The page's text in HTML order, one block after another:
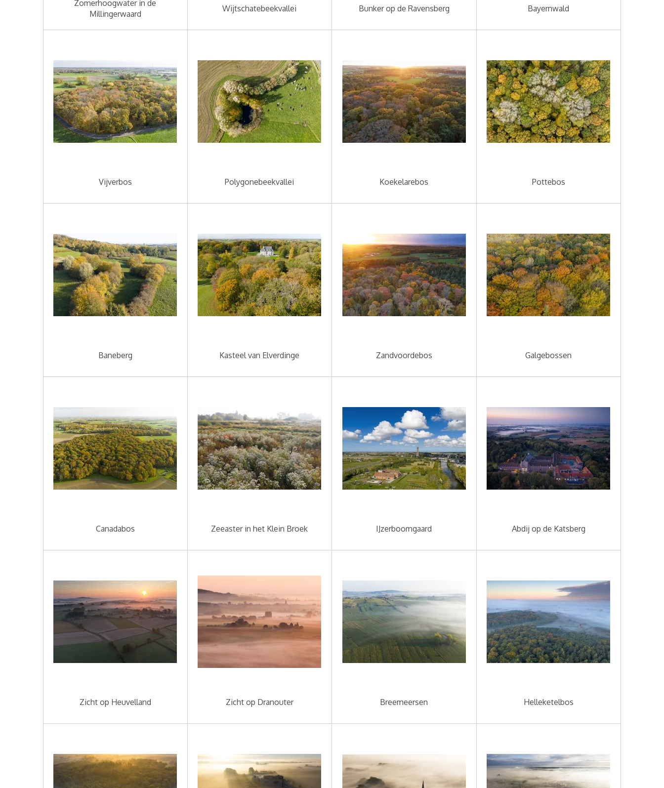
Zomerhoogwater in de
Millingerwaard
Wijtschatebeekvallei Bunker op de Ravensberg Bayernwald
Vijverbos Polygonebeekvallei Koekelarebos Pottebos
Baneberg Kasteel van Elverdinge Zandvoordebos Galgebossen
Canadabos Zeeaster in het Klein Broek IJzerboomgaard Abdij op de Katsberg
Zicht op Heuvelland Zicht op Dranouter Breemeersen Helleketelbos